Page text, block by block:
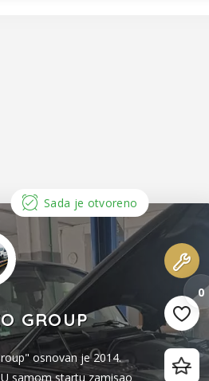
Sada je otvoreno
0
GROUP
osnovan je 2014.
samom startu zamisao